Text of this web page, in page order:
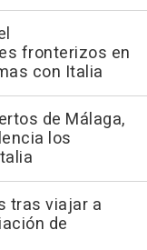
fronterizos en
con Italia
de Málaga,
los
tras viajar a
de